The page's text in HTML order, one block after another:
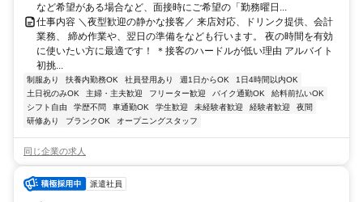
など希望がある場合など、面接時にご希望の「勤務曜日...
仕事内容 ＼夜型歓迎の静かな接客／ 来店対応、ドリンク提供、会計
業務、 締め作業や、翌日の準備をなども行います。 夜の時間を有効
に使いたい方に最適です！ ＊接客のハードルが低い理由 アルバイト
初挑...
制服あり 扶養内勤務OK 社員登用あり 週1日からOK
1日4時間以内OK
土日祝のみOK
主婦・主夫歓迎 フリーター歓迎 バイク通勤OK
給料前払いOK
シフト自由
学歴不問 車通勤OK 学生歓迎 未経験者歓迎 経験者歓迎
夜間
研修あり
ブランクOK オープニングスタッフ
同じ企業の求人
派遣社員